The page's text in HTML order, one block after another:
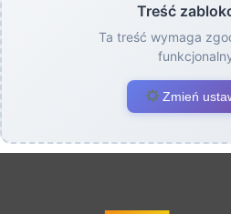
Treść
Ta treść wymaga
Zmień